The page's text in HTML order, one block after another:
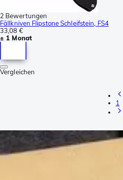
2 Bewertungen
Fällkniven Flipstone Schleifstein, FS4
33,08 €
± 1 Monat
Vergleichen
1